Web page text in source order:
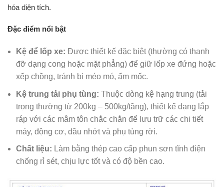
hóa diện tích.
Đặc điểm nổi bật
Kệ để lốp xe: Được thiết kế đặc biệt (thường có thanh
đỡ dạng cong hoặc mặt phẳng) để giữ lốp xe đứng hoặc
xếp chồng, tránh bị méo mó, ẩm mốc.
Kệ trung tải phụ tùng: Thuộc dòng kệ hạng trung (tải
trọng thường từ 200kg – 500kg/tầng), thiết kế dạng lắp
ráp với các mâm tôn chắc chắn để lưu trữ các chi tiết
máy, động cơ, dầu nhớt và phụ tùng rời.
Chất liệu: Làm bằng thép cao cấp phun sơn tĩnh điện
chống rỉ sét, chịu lực tốt và có độ bền cao.